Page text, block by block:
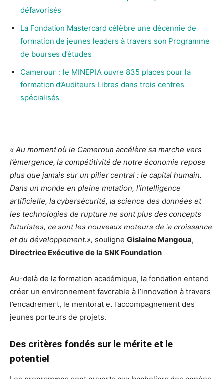
défavorisés
La Fondation Mastercard célèbre une décennie de
formation de jeunes leaders à travers son Programme
de bourses d’études
Cameroun : le MINEPIA ouvre 835 places pour la
formation d’Auditeurs Libres dans trois centres
spécialisés
« Au moment où le Cameroun accélère sa marche vers
l’émergence, la compétitivité de notre économie repose
plus que jamais sur un pilier central : le capital humain.
Dans un monde en pleine mutation, l’intelligence
artificielle, la cybersécurité, la science des données et
les technologies de rupture ne sont plus des concepts
futuristes, ce sont les nouveaux moteurs de la croissance
et du développement.», souligne Gislaine Mangoua,
Directrice Exécutive de la SNK Foundation
Au-delà de la formation académique, la fondation entend
créer un environnement favorable à l’innovation à travers
l’encadrement, le mentorat et l’accompagnement des
jeunes porteurs de projets.
Des critères fondés sur le mérite et le
potentiel